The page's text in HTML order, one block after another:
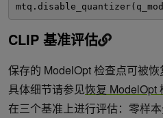
CLIP 基准评估
保存的 ModelOpt 检查点可被恢
具体细节请参见恢复 ModelOpt
在三个基准上进行评估：零样本